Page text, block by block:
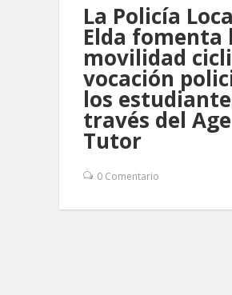
La Policía
Elda fomenta
movilidad
vocación
los
través del
Tutor
0 Comentario